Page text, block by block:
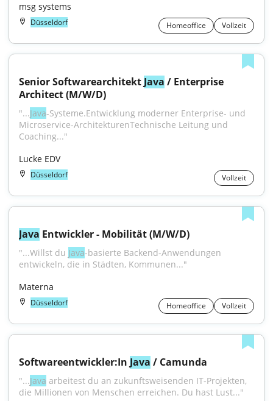
msg systems
Düsseldorf Homeoffice Vollzeit
Senior Softwarearchitekt Java / Enterprise
Architect (M/W/D)
"...Java-Systeme.Entwicklung moderner Enterprise- und
Microservice-ArchitekturenTechnische Leitung und
Coaching..."
Lucke EDV
Düsseldorf Vollzeit
Java Entwickler - Mobilität (M/W/D)
"...Willst du Java-basierte Backend-Anwendungen
entwickeln, die in Städten, Kommunen..."
Materna
Düsseldorf Homeoffice Vollzeit
Softwareentwickler:In Java / Camunda
"...Java arbeitest du an zukunftsweisenden IT-Projekten,
die Millionen von Menschen erreichen. Du hast Lust..."